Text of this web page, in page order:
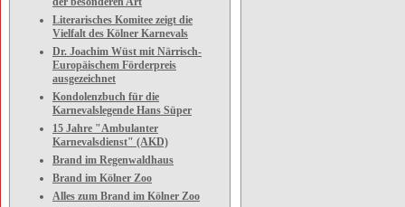
Literarisches Komitee zeigt die
Vielfalt des Kölner Karnevals
Dr. Joachim Wüst mit Närrisch-
Europäischem Förderpreis
ausgezeichnet
Kondolenzbuch für die
Karnevalslegende Hans Süper
15 Jahre "Ambulanter
Karnevalsdienst" (AKD)
Brand im Regenwaldhaus
Brand im Kölner Zoo
Alles zum Brand im Kölner Zoo